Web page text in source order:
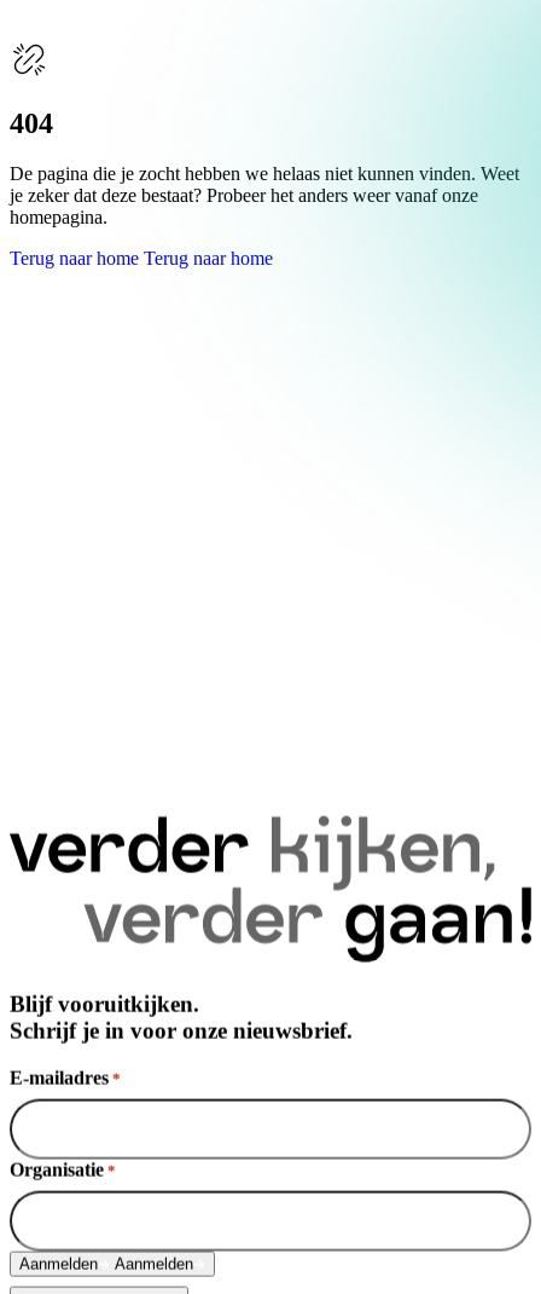
404
De pagina die je zocht hebben we helaas niet kunnen vinden. Weet
je zeker dat deze bestaat? Probeer het anders weer vanaf onze
homepagina.
Terug naar home Terug naar home
Blijf vooruitkijken.
Schrijf je in voor onze nieuwsbrief.
E-mailadres *
Organisatie *
Aanmelden Aanmelden